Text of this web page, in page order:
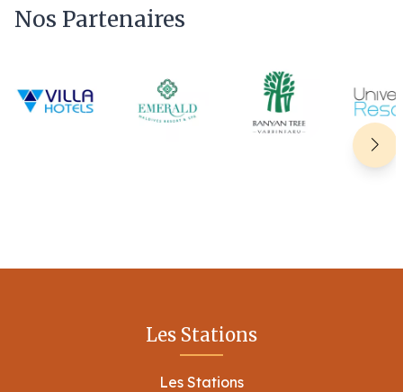
Nos Partenaires
Les Stations
Les Stations